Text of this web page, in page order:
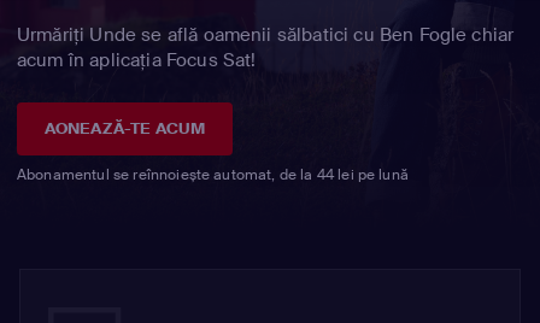
Urmăriți Unde se află oamenii sălbatici cu Ben Fogle chiar
acum în aplicația Focus Sat!
AONEAZĂ-TE ACUM
Abonamentul se reînnoiește automat, de la 44 lei pe lună